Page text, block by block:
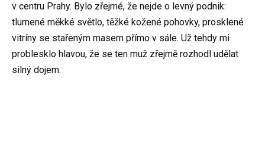
v centru Prahy. Bylo zřejmé, že nejde o levný podnik:
tlumené měkké světlo, těžké kožené pohovky, prosklené
vitríny se stařeným masem přímo v sále. Už tehdy mi
problesklo hlavou, že se ten muž zřejmě rozhodl udělat
silný dojem.